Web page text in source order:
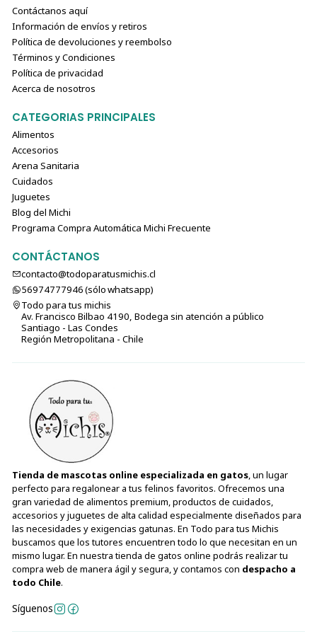
Contáctanos aquí
Información de envíos y retiros
Política de devoluciones y reembolso
Términos y Condiciones
Política de privacidad
Acerca de nosotros
CATEGORIAS PRINCIPALES
Alimentos
Accesorios
Arena Sanitaria
Cuidados
Juguetes
Blog del Michi
Programa Compra Automática Michi Frecuente
CONTÁCTANOS
contacto@todoparatusmichis.cl
56974777946 (sólo⁣⁣⁣⁣⁣​​​​​​​​​​​​​​​ whatsapp)
Todo para tus michis
Av. Francisco Bilbao 4190, Bodega sin atención a público
Santiago - Las Condes
Región Metropolitana - Chile
Tienda de mascotas online especializada en gatos, un lugar
perfecto para regalonear a tus felinos favoritos. Ofrecemos una
gran variedad de alimentos premium, productos de cuidados,
accesorios y juguetes de alta calidad especialmente diseñados para
las necesidades y exigencias gatunas. En Todo para tus Michis
buscamos que los tutores encuentren todo lo que necesitan en un
mismo lugar. En nuestra tienda de gatos online podrás realizar tu
compra web de manera ágil y segura, y contamos con despacho a
todo Chile.
Síguenos